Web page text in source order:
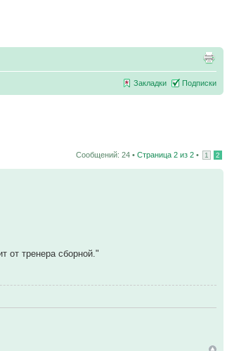
Закладки Подписки
Сообщений: 24 • Страница 2 из 2 • 1 2
от тренера сборной."